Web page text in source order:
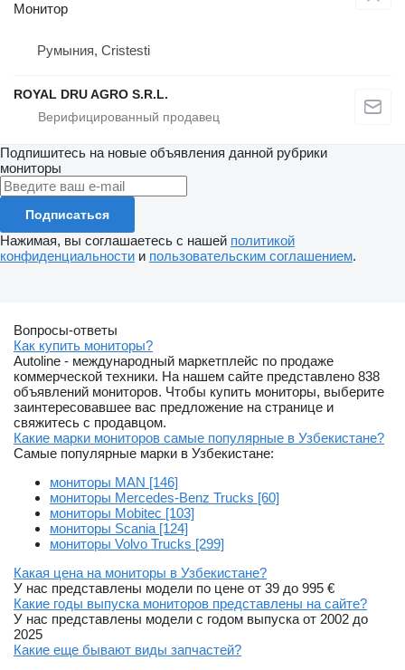
Монитор
Румыния, Cristesti
ROYAL DRU AGRO S.R.L.
Подпишитесь на новые объявления данной рубрики
мониторы
Подписаться
Нажимая, вы соглашаетесь с нашей политикой
конфиденциальности и пользовательским соглашением.
Вопросы-ответы
Как купить мониторы?
Autoline - международный маркетплейс по продаже
коммерческой техники. На нашем сайте представлено 838
объявлений мониторов. Чтобы купить мониторы, выберите
заинтересовавшее вас предложение на странице и
свяжитесь с продавцом.
Какие марки мониторов самые популярные в Узбекистане?
Самые популярные марки в Узбекистане:
мониторы MAN [146]
мониторы Mercedes-Benz Trucks [60]
мониторы Mobitec [103]
мониторы Scania [124]
мониторы Volvo Trucks [299]
Какая цена на мониторы в Узбекистане?
У нас представлены модели по цене от 39 до 995 €
Какие годы выпуска мониторов представлены на сайте?
У нас представлены модели с годом выпуска от 2002 до
2025
Какие еще бывают виды запчастей?